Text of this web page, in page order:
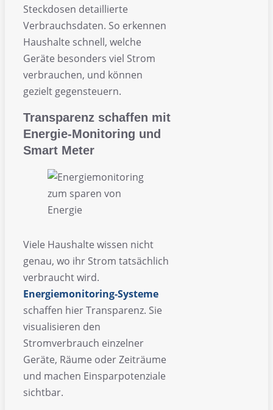
Steckdosen detaillierte
Verbrauchsdaten. So erkennen
Haushalte schnell, welche
Geräte besonders viel Strom
verbrauchen, und können
gezielt gegensteuern.
Transparenz schaffen mit
Energie-Monitoring und
Smart Meter
Viele Haushalte wissen nicht
genau, wo ihr Strom tatsächlich
verbraucht wird.
Energiemonitoring-Systeme
schaffen hier Transparenz. Sie
visualisieren den
Stromverbrauch einzelner
Geräte, Räume oder Zeiträume
und machen Einsparpotenziale
sichtbar.